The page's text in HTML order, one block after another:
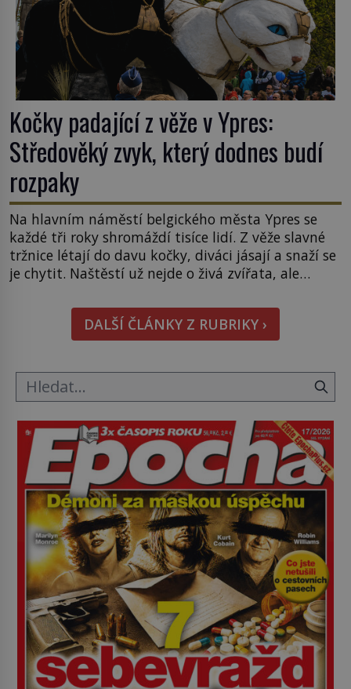
Kočky padající z věže v Ypres:
Středověký zvyk, který dodnes budí
rozpaky
Na hlavním náměstí belgického města Ypres se
každé tři roky shromáždí tisíce lidí. Z věže slavné
tržnice létají do davu kočky, diváci jásají a snaží se
je chytit. Naštěstí už nejde o živá zvířata, ale
Tato veselá podívaná připomíná jeden z
nejpodivnějších a zároveň nejkrutějších zvyků […]
DALŠÍ ČLÁNKY Z RUBRIKY ›